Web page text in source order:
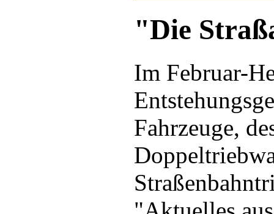
"Die
Im Februar-
Fahrzeuge,